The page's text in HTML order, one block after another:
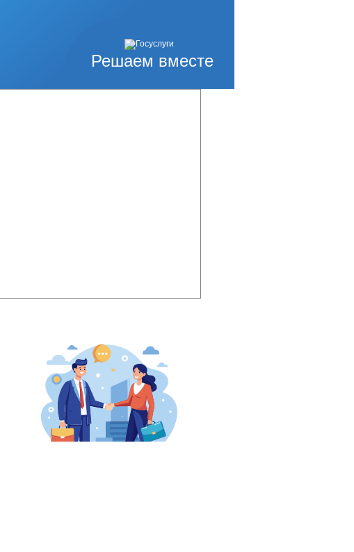
Решаем вместе